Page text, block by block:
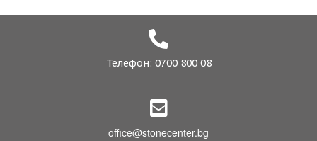
Телефон: 0700 800 08
office@stonecenter.bg